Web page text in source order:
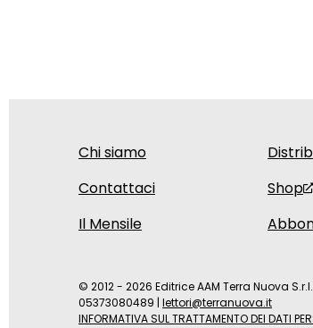
Chi siamo
Contattaci
Il Mensile
Shop
© 2012 - 2026 Editrice AAM Terra Nuova
05373080489 | lettori@terranuova.it
INFORMATIVA SUL TRATTAMENTO DEI DATI